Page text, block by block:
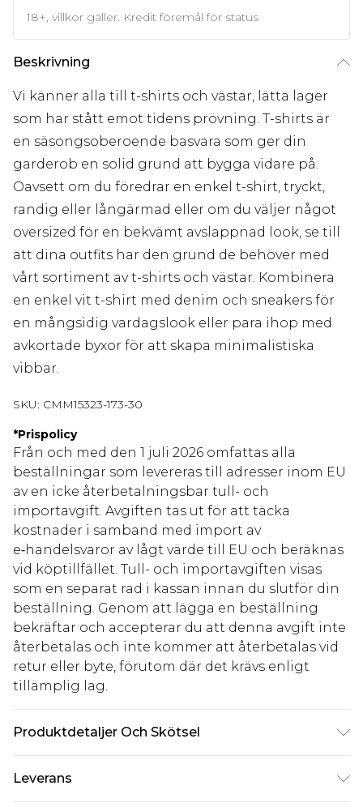
18+, villkor gäller. Kredit föremål för status
Beskrivning
Vi känner alla till t-shirts och västar, lätta lager
som har stått emot tidens prövning. T-shirts är
en säsongsoberoende basvara som ger din
garderob en solid grund att bygga vidare på.
Oavsett om du föredrar en enkel t-shirt, tryckt,
randig eller långärmad eller om du väljer något
oversized för en bekvämt avslappnad look, se till
att dina outfits har den grund de behöver med
vårt sortiment av t-shirts och västar. Kombinera
en enkel vit t-shirt med denim och sneakers för
en mångsidig vardagslook eller para ihop med
avkortade byxor för att skapa minimalistiska
vibbar.
SKU: CMM15323-173-30
*Prispolicy
Från och med den 1 juli 2026 omfattas alla
beställningar som levereras till adresser inom EU
av en icke återbetalningsbar tull- och
importavgift. Avgiften tas ut för att täcka
kostnader i samband med import av
e‑handelsvaror av lågt värde till EU och beräknas
vid köptillfället. Tull- och importavgiften visas
som en separat rad i kassan innan du slutför din
beställning. Genom att lägga en beställning
bekräftar och accepterar du att denna avgift inte
återbetalas och inte kommer att återbetalas vid
retur eller byte, förutom där det krävs enligt
tillämplig lag.
Produktdetaljer Och Skötsel
Leverans